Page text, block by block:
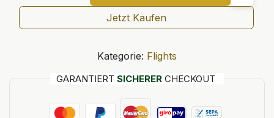
Jetzt Kaufen
Kategorie: Flights
GARANTIERT SICHERER CHECKOUT